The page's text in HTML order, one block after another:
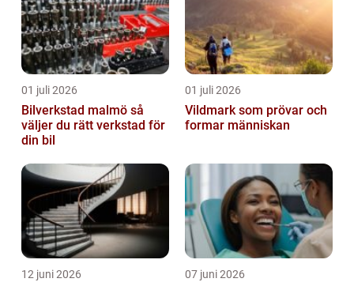
01 juli 2026
Bilverkstad malmö så
väljer du rätt verkstad för
din bil
01 juli 2026
Vildmark som prövar och
formar människan
12 juni 2026 07 juni 2026